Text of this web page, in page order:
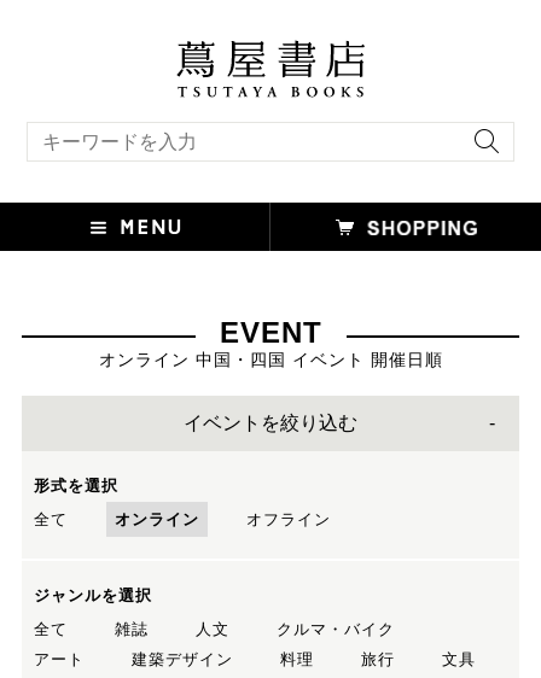
EVENT
オンライン 中国・四国 イベント 開催日順
イベントを絞り込む
形式を選択
全て
オンライン オフライン
ジャンルを選択
全て
雑誌 人文
クルマ・バイク
アート
建築デザイン 料理 旅行
文具